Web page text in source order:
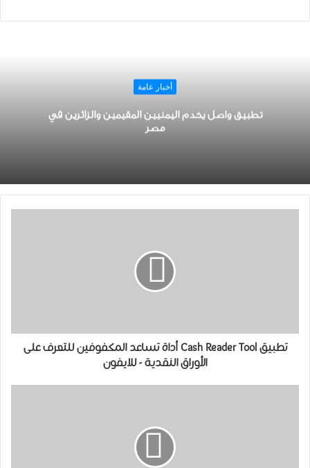
أخبار عامة
تطبيق واصل يخدم اليمنيين المقيمين والزائرين في
مصر
تطبيق Cash Reader Tool أداة تساعد المكفوفين للتعرف على
الأوراق النقدية - للايفون